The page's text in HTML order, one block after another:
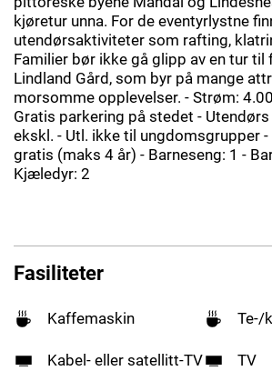
kjøretur unna. For de eventyrlystne
utendørsaktiviteter som rafting,
Familier bør ikke gå glipp av en tur til
Lindland Gård, som byr på mange
morsomme opplevelser. - Strøm:
Gratis parkering på stedet -
ekskl. - Utl. ikke til ungdomsgrupper
gratis (maks 4 år) - Barneseng: 1 -
Kjæledyr: 2
Fasiliteter
Kaffemaskin Te-/
Kabel- eller satellitt-TV TV